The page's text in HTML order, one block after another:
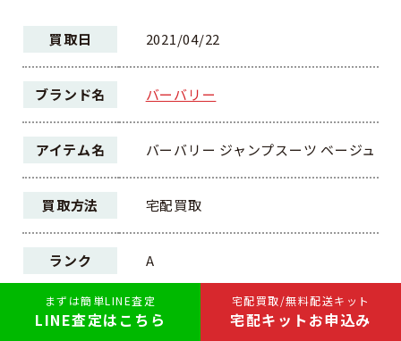
宅配買取/無料配送キット
宅配キットお申込み
まずは簡単LINE査定
LINE査定はこちら
買取日 2021/04/22
ブランド名 バーバリー
アイテム名 バーバリー ジャンプスーツ ベージュ
買取方法 宅配買取
ランク A
買取価格 8,000円